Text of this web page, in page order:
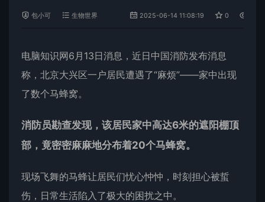
包小可 生物世界 2025-06-14 11:08:19 0
电脑知识网6月13日消息，近日中国消防发布消息
称，北京大兴区一户居民遭遇了“麻烦”——家中出现
了数个马蜂窝。
消防员勘查发现，该居民家中高达6米的遮阳棚顶
部，竟密密麻麻地分布着20个马蜂窝。
现场飞舞的马蜂让居民们忧心忡忡，时刻担心被蜇
伤，日常生活陷入了极大的困扰之中。